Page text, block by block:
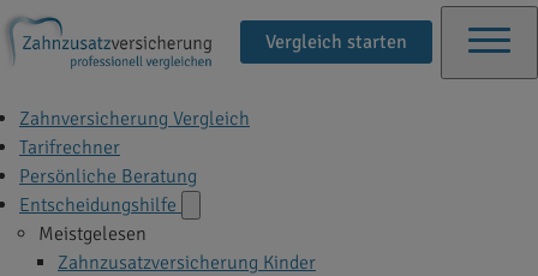
Vergleich starten
Zahnversicherung Vergleich
Tarifrechner
Persönliche Beratung
Entscheidungshilfe
Meistgelesen
Zahnzusatzversicherung Kinder